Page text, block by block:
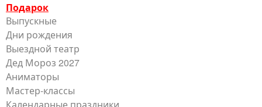
Подарок
Выпускные
Дни рождения
Выездной театр
Дед Мороз 2027
Аниматоры
Мастер-классы